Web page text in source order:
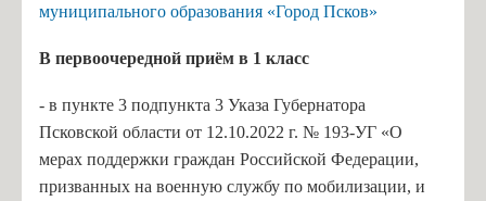
муниципального образования «Город Псков»
В первоочередной приём в 1 класс
- в пункте 3 подпункта 3 Указа Губернатора
Псковской области от 12.10.2022 г. № 193-УГ «О
мерах поддержки граждан Российской Федерации,
призванных на военную службу по мобилизации, и